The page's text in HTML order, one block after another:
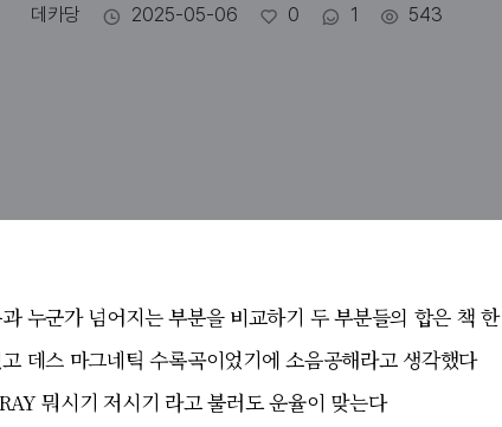
작성자
데카당 작성일
2025-05-06 좋아요
0 댓글수
1 조회수
543
누군가 넘어지는 부분을 비교하기 두 부분들의 합은 책
데스 마그네틱 수록곡이었기에 소음공해라고 생각했다
뭐시기 저시기 라고 불러도 운율이 맞는다